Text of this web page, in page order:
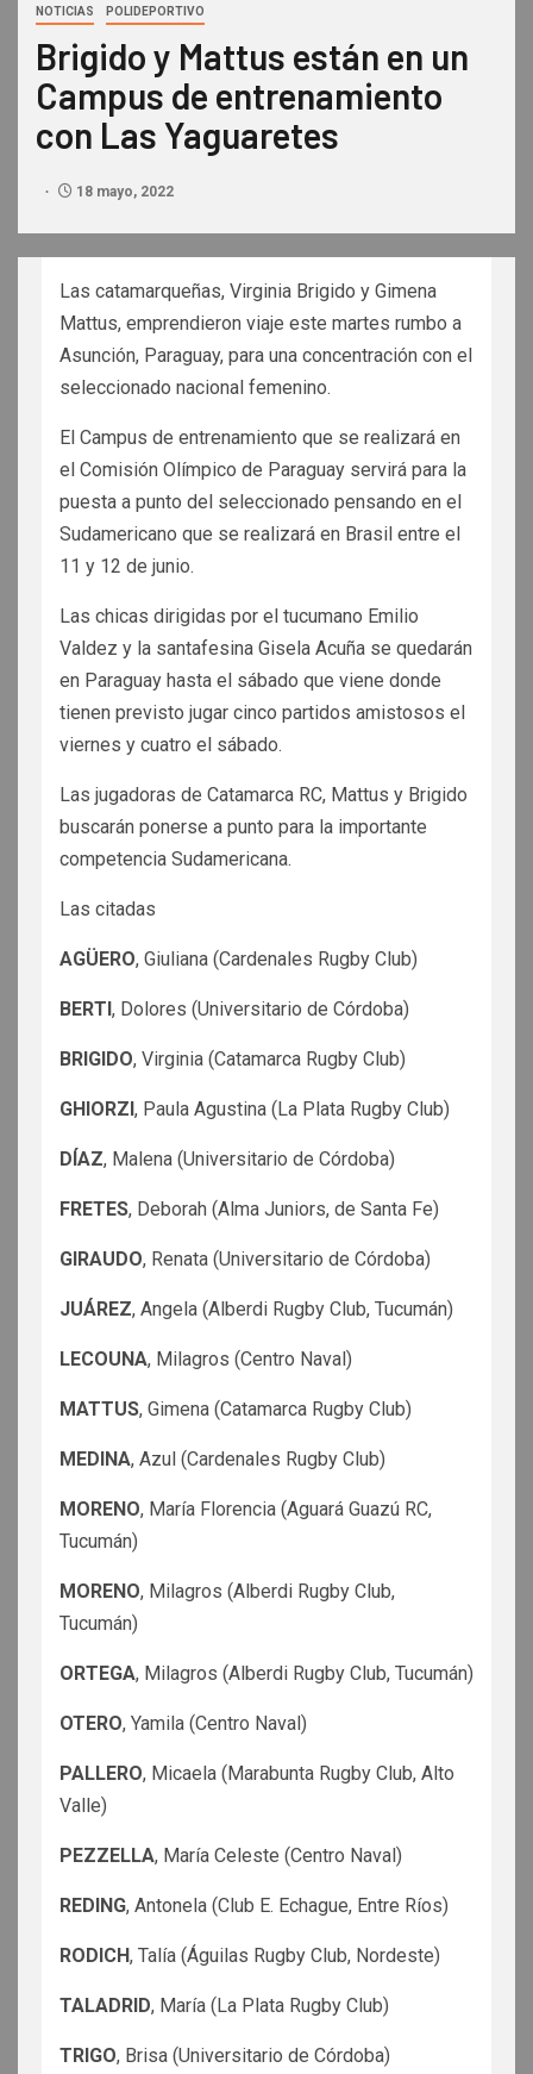
NOTICIAS POLIDEPORTIVO
Brigido y Mattus están en un
Campus de entrenamiento
con Las Yaguaretes
18 mayo, 2022
Las catamarqueñas, Virginia Brigido y Gimena
Mattus, emprendieron viaje este martes rumbo a
Asunción, Paraguay, para una concentración con el
seleccionado nacional femenino.
El Campus de entrenamiento que se realizará en
el Comisión Olímpico de Paraguay servirá para la
puesta a punto del seleccionado pensando en el
Sudamericano que se realizará en Brasil entre el
11 y 12 de junio.
Las chicas dirigidas por el tucumano Emilio
Valdez y la santafesina Gisela Acuña se quedarán
en Paraguay hasta el sábado que viene donde
tienen previsto jugar cinco partidos amistosos el
viernes y cuatro el sábado.
Las jugadoras de Catamarca RC, Mattus y Brigido
buscarán ponerse a punto para la importante
competencia Sudamericana.
Las citadas
AGÜERO, Giuliana (Cardenales Rugby Club)
BERTI, Dolores (Universitario de Córdoba)
BRIGIDO, Virginia (Catamarca Rugby Club)
GHIORZI, Paula Agustina (La Plata Rugby Club)
DÍAZ, Malena (Universitario de Córdoba)
FRETES, Deborah (Alma Juniors, de Santa Fe)
GIRAUDO, Renata (Universitario de Córdoba)
JUÁREZ, Angela (Alberdi Rugby Club, Tucumán)
LECOUNA, Milagros (Centro Naval)
MATTUS, Gimena (Catamarca Rugby Club)
MEDINA, Azul (Cardenales Rugby Club)
MORENO, María Florencia (Aguará Guazú RC,
Tucumán)
MORENO, Milagros (Alberdi Rugby Club,
Tucumán)
ORTEGA, Milagros (Alberdi Rugby Club, Tucumán)
OTERO, Yamila (Centro Naval)
PALLERO, Micaela (Marabunta Rugby Club, Alto
Valle)
PEZZELLA, María Celeste (Centro Naval)
REDING, Antonela (Club E. Echague, Entre Ríos)
RODICH, Talía (Águilas Rugby Club, Nordeste)
TALADRID, María (La Plata Rugby Club)
TRIGO, Brisa (Universitario de Córdoba)